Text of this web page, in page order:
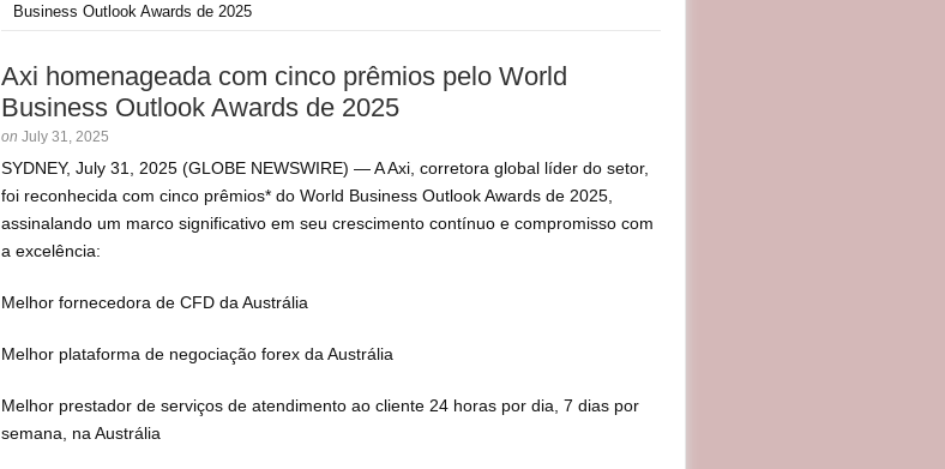
Business Outlook Awards de 2025
Axi homenageada com cinco prêmios pelo World
Business Outlook Awards de 2025
on July 31, 2025
SYDNEY, July 31, 2025 (GLOBE NEWSWIRE) — A Axi, corretora global líder do setor,
foi reconhecida com cinco prêmios* do World Business Outlook Awards de 2025,
assinalando um marco significativo em seu crescimento contínuo e compromisso com
a excelência:
Melhor fornecedora de CFD da Austrália
Melhor plataforma de negociação forex da Austrália
Melhor prestador de serviços de atendimento ao cliente 24 horas por dia, 7 dias por
semana, na Austrália